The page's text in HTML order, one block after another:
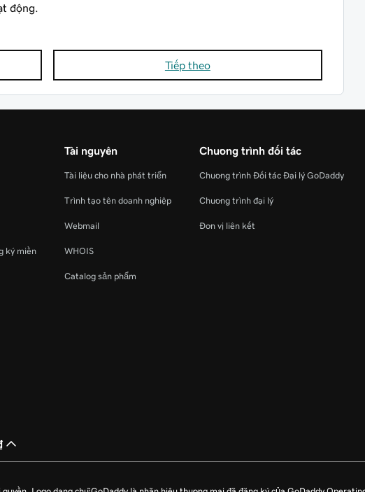
động.
Tiếp theo
ký miền
Tài nguyên
Tài liệu cho nhà phát triển
Trình tạo tên doanh nghiệp
Webmail
WHOIS
Catalog sản phẩm
Chương trình đối tác
Chương trình Đối tác Đại lý GoDaddy
Chương trình đại lý
Đơn vị liên kết